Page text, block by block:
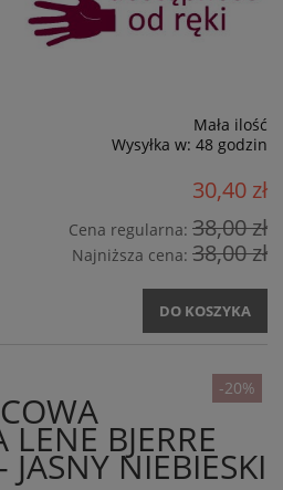
Mała ilość
Wysyłka w: 48 godzin
30,40 zł
Cena regularna: 38,00 zł
Najniższa cena: 38,00 zł
DO KOSZYKA
BJERRE
NIEBIESKI
-20%